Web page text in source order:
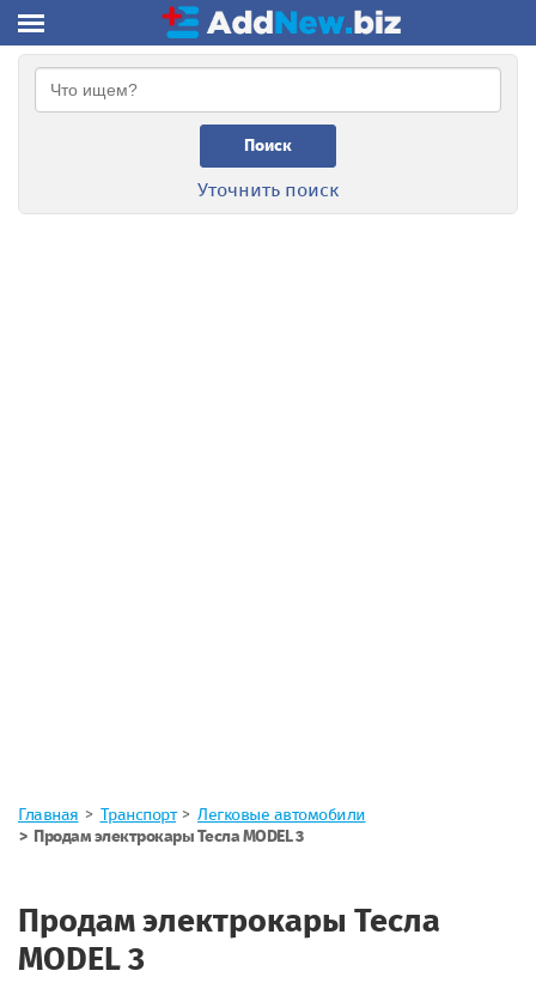
Поиск
Уточнить поиск
Главная Транспорт
Легковые автомобили
Продам электрокары Тесла MODEL 3
Продам электрокары Тесла
MODEL 3